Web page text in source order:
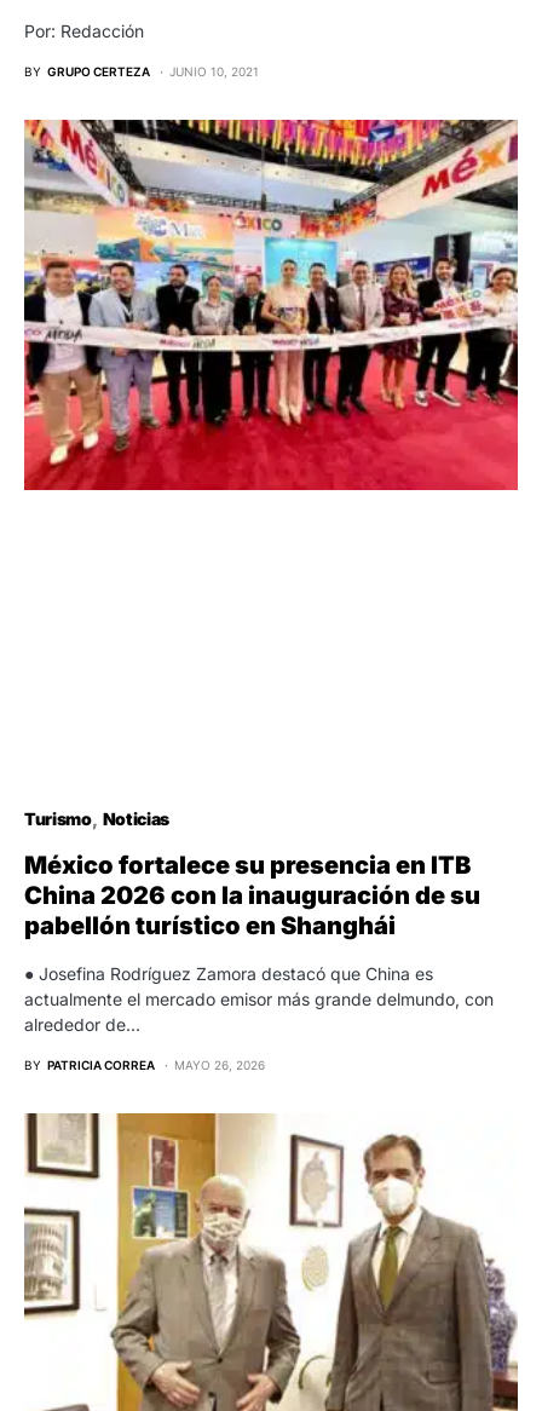
Por: Redacción
BY GRUPO CERTEZA JUNIO 10, 2021
Turismo Noticias
México fortalece su presencia en ITB
China 2026 con la inauguración de su
pabellón turístico en Shanghái
● Josefina Rodríguez Zamora destacó que China es
actualmente el mercado emisor más grande delmundo, con
alrededor de…
BY PATRICIA CORREA MAYO 26, 2026